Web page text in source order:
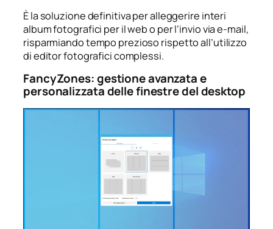
È la soluzione definitiva per alleggerire interi
album fotografici per il web o per l’invio via e-mail,
risparmiando tempo prezioso rispetto all’utilizzo
di editor fotografici complessi.
FancyZones: gestione avanzata e
personalizzata delle finestre del desktop